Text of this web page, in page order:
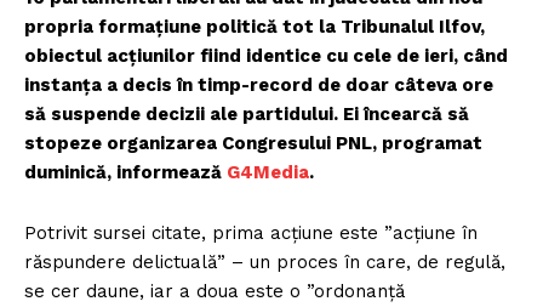
propria formațiune politică tot la Tribunalul Ilfov,
obiectul acțiunilor fiind identice cu cele de ieri, când
instanța a decis în timp-record de doar câteva ore
să suspende decizii ale partidului. Ei încearcă să
stopeze organizarea Congresului PNL, programat
duminică, informează G4Media.
Potrivit sursei citate, prima acțiune este ”acțiune în
răspundere delictuală” – un proces în care, de regulă,
se cer daune, iar a doua este o ”ordonanță